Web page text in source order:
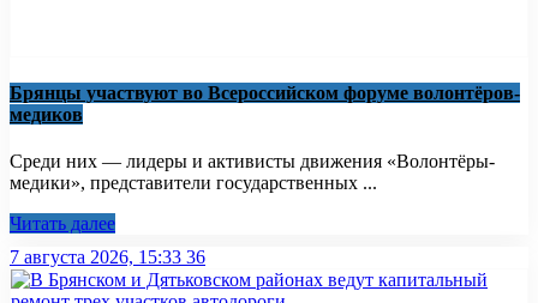
Брянцы участвуют во Всероссийском форуме волонтёров-
медиков
Среди них — лидеры и активисты движения «Волонтёры-
медики», представители государственных ...
Читать далее
7 августа 2026, 15:33 36